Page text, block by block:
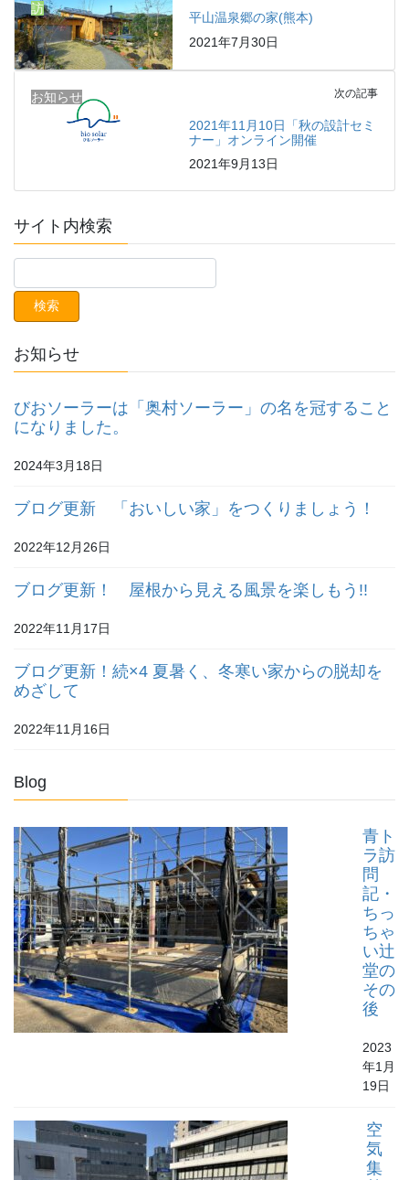
訪
平山温泉郷の家(熊本)
2021年7月30日
お知らせ 次の記事
2021年11月10日「秋の設計セミ
ナー」オンライン開催
2021年9月13日
サイト内検索
お知らせ
びおソーラーは「奥村ソーラー」の名を冠すること
になりました。
2024年3月18日
ブログ更新 「おいしい家」をつくりましょう！
2022年12月26日
ブログ更新！ 屋根から見える風景を楽しもう!!
2022年11月17日
ブログ更新！続×4 夏暑く、冬寒い家からの脱却を
めざして
2022年11月16日
Blog
青ト
ラ訪
問
記・
ちっ
ちゃ
い辻
堂の
その
後
2023
年1月
19日
空
気
集